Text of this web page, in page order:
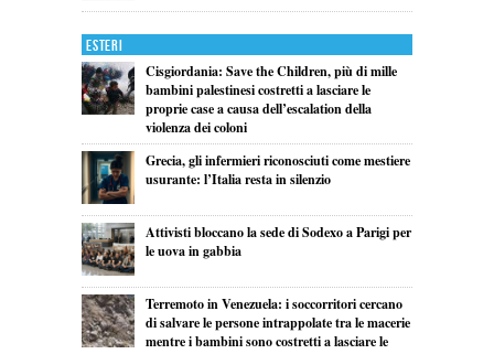
Esteri
Cisgiordania: Save the Children, più di mille
bambini palestinesi costretti a lasciare le
proprie case a causa dell’escalation della
violenza dei coloni
Grecia, gli infermieri riconosciuti come mestiere
usurante: l’Italia resta in silenzio
Attivisti bloccano la sede di Sodexo a Parigi per
le uova in gabbia
Terremoto in Venezuela: i soccorritori cercano
di salvare le persone intrappolate tra le macerie
mentre i bambini sono costretti a lasciare le